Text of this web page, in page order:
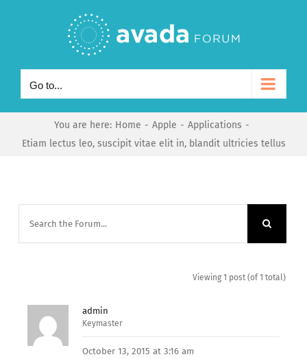
Go to...
You are here: Home - Apple - Applications -
Etiam lectus leo, suscipit vitae elit in, blandit ultricies tellus
Viewing 1 post (of 1 total)
admin
Keymaster
October 13, 2015 at 3:16 am